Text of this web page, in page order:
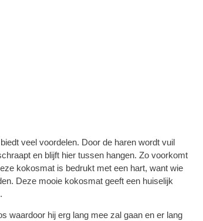
veel voordelen. Door de haren wordt vuil
en blijft hier tussen hangen. Zo voorkomt
kokosmat is bedrukt met een hart, want wie
Deze mooie kokosmat geeft een huiselijk
waardoor hij erg lang mee zal gaan en er lang